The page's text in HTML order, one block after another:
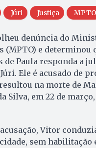
Júri Justiça MPTO
denúncia do
(MPTO) e determinou
de Paula responda a
Ele é acusado de
na morte de
Silva, em 22 de março,
Vitor
sem habilitação